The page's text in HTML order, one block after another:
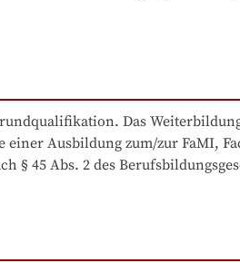
Das
Ausbildung zum/zur FaMI,
45 Abs. 2 des